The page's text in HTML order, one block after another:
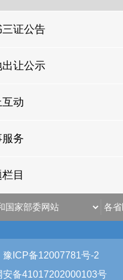
三证公告
出让公示
互动
服务
目
豫ICP备12007781号-2
安备41017202000103号